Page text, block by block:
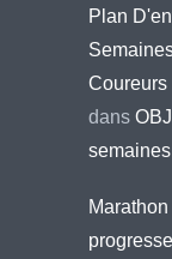
Plan
Coureurs
dans
semaines